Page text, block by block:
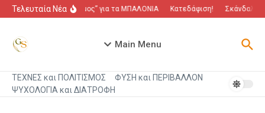
Μετάβαση στο περιεχόμενο
Τελευταία Νέα“Πόλεμος” για τα ΜΠΑΛΟΝΙΑ Κατεδάφιση! Σκάνδαλο
Main Menu
ΤΕΧΝΕΣ και ΠΟΛΙΤΙΣΜΟΣ
ΦΥΣΗ και ΠΕΡΙΒΑΛΛΟΝ
ΨΥΧΟΛΟΓΙΑ και ΔΙΑΤΡΟΦΗ